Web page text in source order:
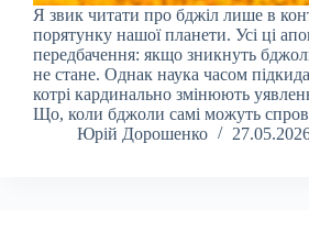
Я звик читати про бджіл лише в
порятунку нашої планети. Усі ці
передбачення: якщо зникнуть
не стане. Однак наука часом
котрі кардинально змінюють
Що, коли бджоли самі можуть
Юрій Дорошенко